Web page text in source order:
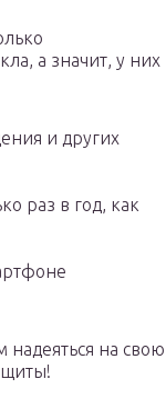
а значит, у них
и других
раз в год, как
надеяться на свою